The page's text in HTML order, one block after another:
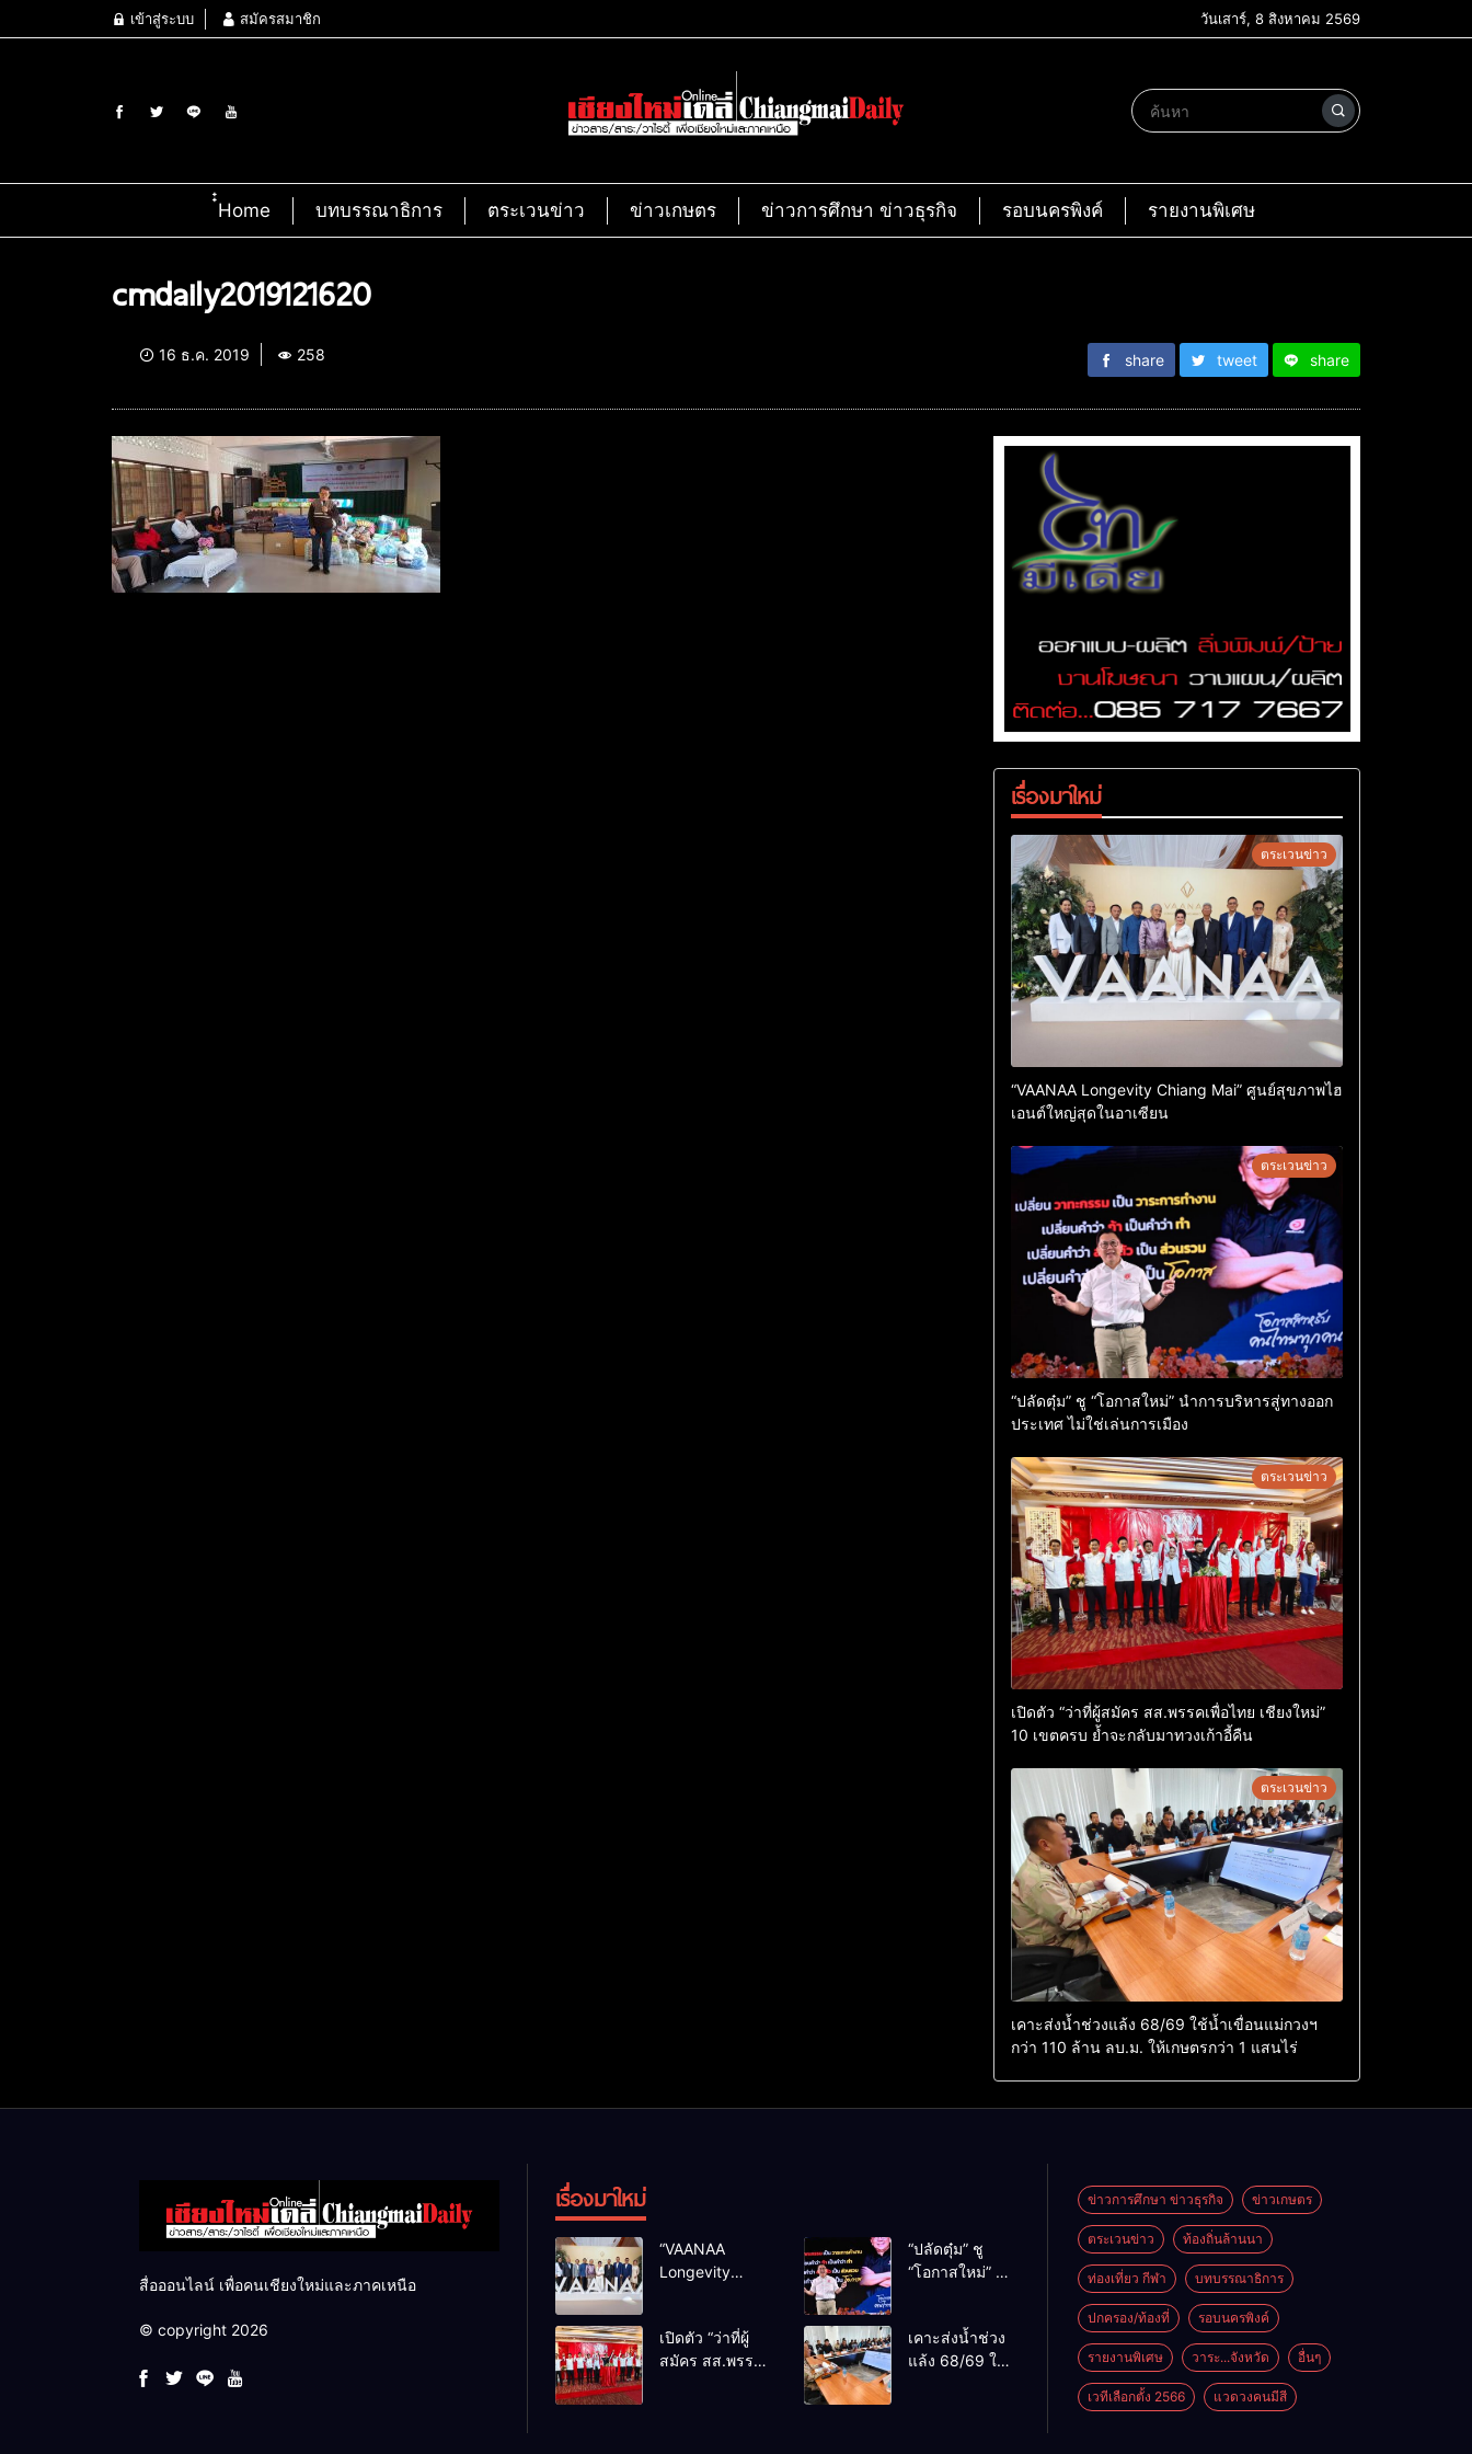
เข้าสู่ระบบ สมัครสมาชิก วันเสาร์, 8 สิงหาคม 2569
๋๋Home บทบรรณาธิการ ตระเวนข่าว ข่าวเกษตร ข่าวการศึกษา ข่าวธุรกิจ รอบนครพิงค์ รายงานพิเศษ
cmdaily2019121620
16 ธ.ค. 2019 258 share tweet share
เรื่องมาใหม่
ตระเวนข่าว
“VAANAA Longevity Chiang Mai” ศูนย์สุขภาพไฮ
เอนต์ใหญ่สุดในอาเซียน
ตระเวนข่าว
“ปลัดตุ๋ม” ชู “โอกาสใหม่” นำการบริหารสู่ทางออก
ประเทศ ไม่ใช่เล่นการเมือง
ตระเวนข่าว
เปิดตัว “ว่าที่ผู้สมัคร สส.พรรคเพื่อไทย เชียงใหม่”
10 เขตครบ ย้ำจะกลับมาทวงเก้าอี้คืน
ตระเวนข่าว
เคาะส่งน้ำช่วงแล้ง 68/69 ใช้น้ำเขื่อนแม่กวงฯ
กว่า 110 ล้าน ลบ.ม. ให้เกษตรกว่า 1 แสนไร่
สื่อออนไลน์ เพื่อคนเชียงใหม่และภาคเหนือ
© copyright 2026
เรื่องมาใหม่
“VAANAA
Longevity
เอนต์ใหญ่สุดใน
อาเซียน
“ปลัดตุ๋ม” ชู
“โอกาสใหม่” นำ
ไม่ใช่เล่น
การเมือง
เปิดตัว “ว่าที่ผู้
สมัคร สส.พรรค
เคาะส่งน้ำช่วง
แล้ง 68/69 ใช้
ข่าวการศึกษา ข่าวธุรกิจ ข่าวเกษตร
ตระเวนข่าว ท้องถิ่นล้านนา
ท่องเที่ยว กีฬา บทบรรณาธิการ
ปกครอง/ท้องที่ รอบนครพิงค์
รายงานพิเศษ วาระ...จังหวัด อื่นๆ
เวทีเลือกตั้ง 2566 แวดวงคนมีสี